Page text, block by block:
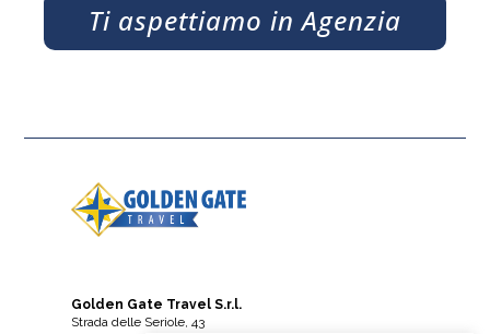
Ti aspettiamo in Agenzia
Golden Gate Travel S.r.l.
Strada delle Seriole, 43